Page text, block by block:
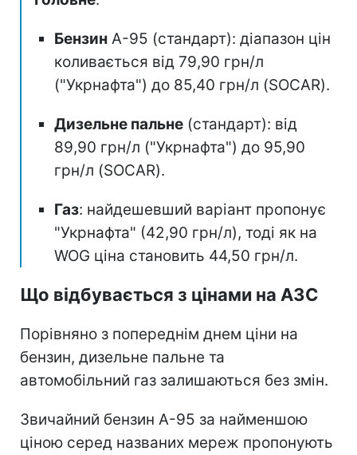
Бензин А-95 (стандарт): діапазон цін
коливається від 79,90 грн/л
("Укрнафта") до 85,40 грн/л (SOCAR).
Дизельне пальне (стандарт): від
89,90 грн/л ("Укрнафта") до 95,90
грн/л (SOCAR).
Газ: найдешевший варіант пропонує
"Укрнафта" (42,90 грн/л), тоді як на
WOG ціна становить 44,50 грн/л.
Що відбувається з цінами на АЗС
Порівняно з попереднім днем ціни на
бензин, дизельне пальне та
автомобільний газ залишаються без змін.
Звичайний бензин А-95 за найменшою
ціною серед названих мереж пропонують